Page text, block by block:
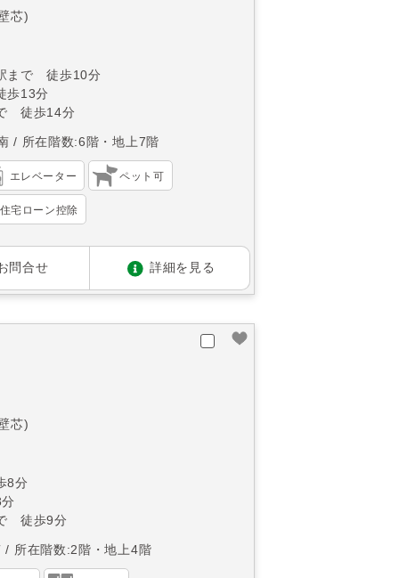
芯)
まで 徒歩10分
歩13分
徒歩14分
所在階数:6階・地上7階
エレベーター ペット可
住宅ローン控除
問合せ 詳細を見る
芯)
8分
徒歩9分
所在階数:2階・地上4階